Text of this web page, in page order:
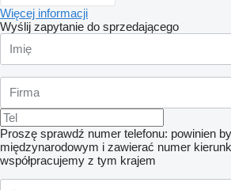
Więcej informacji
Wyślij zapytanie do sprzedającego
Proszę sprawdź numer telefonu: powinien
międzynarodowym i zawierać numer
współpracujemy z tym krajem